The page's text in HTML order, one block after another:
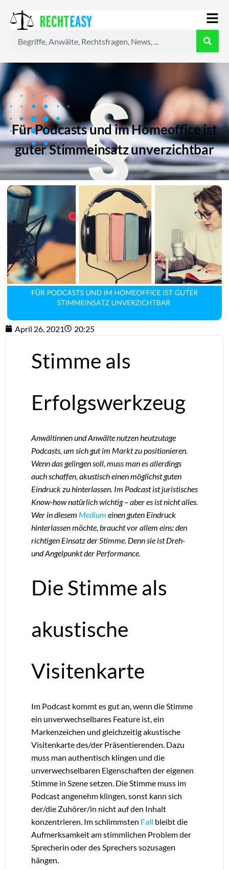
Für Podcasts und im Homeoffice ist
guter Stimmeinsatz unverzichtbar
April 26, 2021 20:25
Stimme als
Erfolgswerkzeug
Anwältinnen und Anwälte nutzen heutzutage
Podcasts, um sich gut im Markt zu positionieren.
Wenn das gelingen soll, muss man es allerdings
auch schaffen, akustisch einen möglichst guten
Eindruck zu hinterlassen. Im Podcast ist juristisches
Know-how natürlich wichtig – aber es ist nicht alles.
Wer in diesem Medium einen guten Eindruck
hinterlassen möchte, braucht vor allem eins: den
richtigen Einsatz der Stimme. Denn sie ist Dreh-
und Angelpunkt der Performance.
Die Stimme als
akustische
Visitenkarte
Im Podcast kommt es gut an, wenn die Stimme
ein unverwechselbares Feature ist, ein
Markenzeichen und gleichzeitig akustische
Visitenkarte des/der Präsentierenden. Dazu
muss man authentisch klingen und die
unverwechselbaren Eigenschaften der eigenen
Stimme in Szene setzen. Die Stimme muss im
Podcast angenehm klingen, sonst kann sich
der/die Zuhörer/in nicht auf den Inhalt
konzentrieren. Im schlimmsten Fall bleibt die
Aufmerksamkeit am stimmlichen Problem der
Sprecherin oder des Sprechers sozusagen
hängen.
AlleAnwälte